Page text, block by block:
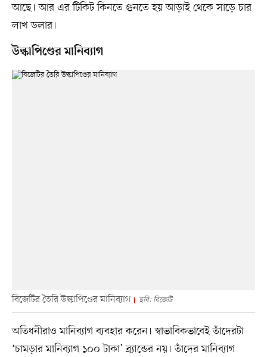
আছে। আর এর টিকিট কিনতে গুনতে হয় আড়াই থেকে সাড়ে চার
লাখ ডলার।
উল্কাপিণ্ডের মানিব্যাগ
বিজেটির তৈরি উল্কাপিণ্ডের মানিব্যাগ ছবি: বিজেটি
অতিধনীরাও মানিব্যাগ ব্যবহার করেন। স্বাভাবিকভাবেই তাঁদেরটা
‘চামড়ার মানিব্যাগ ১০০ টাকা’ ব্র্যান্ডের নয়। তাঁদের মানিব্যাগ